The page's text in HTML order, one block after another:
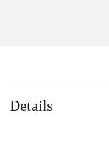
Details